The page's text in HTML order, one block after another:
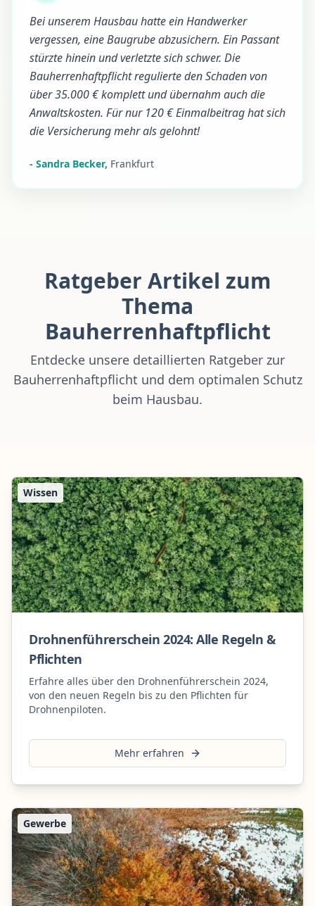
Bei unserem Hausbau hatte ein Handwerker
vergessen, eine Baugrube abzusichern. Ein Passant
stürzte hinein und verletzte sich schwer. Die
Bauherrenhaftpflicht regulierte den Schaden von
über 35.000 € komplett und übernahm auch die
Anwaltskosten. Für nur 120 € Einmalbeitrag hat sich
die Versicherung mehr als gelohnt!
- Sandra Becker, Frankfurt
Ratgeber Artikel zum
Thema
Bauherrenhaftpflicht
Entdecke unsere detaillierten Ratgeber zur
Bauherrenhaftpflicht und dem optimalen Schutz
beim Hausbau.
Wissen
Drohnenführerschein 2024: Alle Regeln &
Pflichten
Erfahre alles über den Drohnenführerschein 2024,
von den neuen Regeln bis zu den Pflichten für
Drohnenpiloten.
Mehr erfahren
Gewerbe